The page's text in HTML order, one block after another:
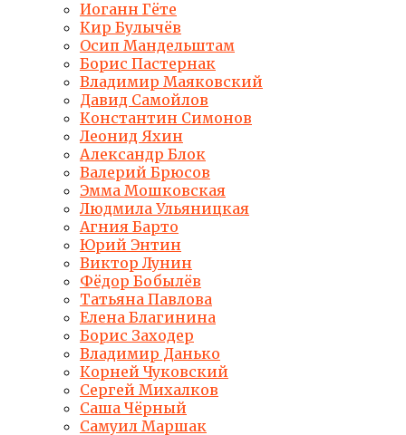
Иоганн Гёте
Кир Булычёв
Осип Мандельштам
Борис Пастернак
Владимир Маяковский
Давид Самойлов
Константин Симонов
Леонид Яхин
Александр Блок
Валерий Брюсов
Эмма Мошковская
Людмила Ульяницкая
Агния Барто
Юрий Энтин
Виктор Лунин
Фёдор Бобылёв
Татьяна Павлова
Елена Благинина
Борис Заходер
Владимир Данько
Корней Чуковский
Сергей Михалков
Саша Чёрный
Самуил Маршак